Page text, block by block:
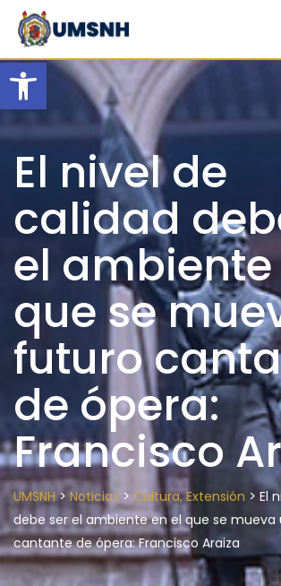
Open toolbar
Skip
content
El nivel de
calidad
el ambiente
que se
futuro
de ópera:
Francisco
UMSNH> Noticias > Cultura, Extensión > El
debe ser el ambiente en el que se mueva
cantante de ópera: Francisco Araiza